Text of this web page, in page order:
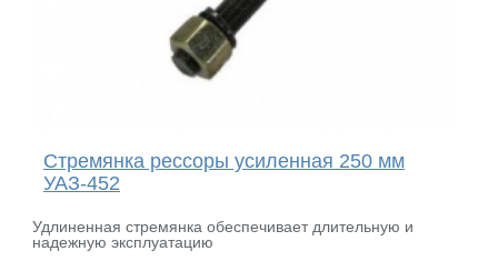
Стремянка рессоры усиленная 250 мм
УАЗ-452
Удлиненная стремянка обеспечивает длительную и
надежную эксплуатацию